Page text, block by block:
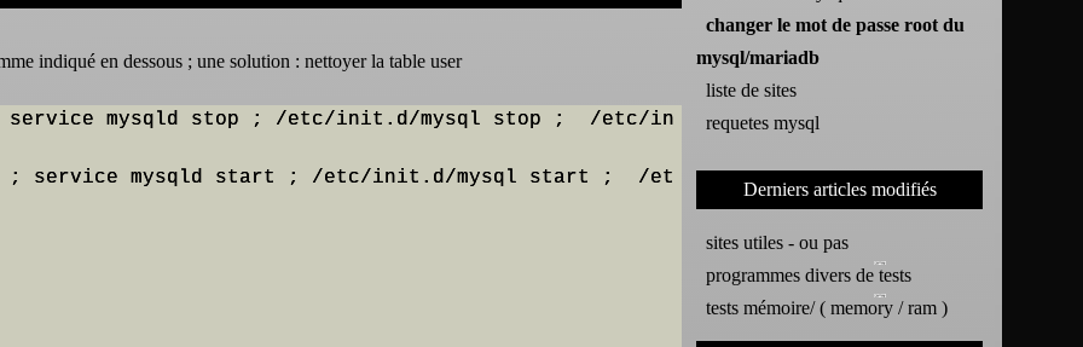
indiqué en dessous ; une solution : nettoyer la table user
service mysqld stop ; /etc/init.d/mysql stop ;  /etc/in
; service mysqld start ; /etc/init.d/mysql start ;  /et
changer le mot de passe root du
mysql/mariadb
liste de sites
requetes mysql
Derniers articles modifiés
sites utiles - ou pas
programmes divers de tests
tests mémoire/ ( memory / ram )